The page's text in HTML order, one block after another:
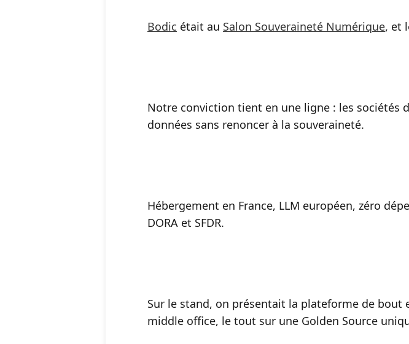
Bodic était au Salon Souveraineté Numérique, et
Notre conviction tient en une ligne : les sociétés
données sans renoncer à la souveraineté.
Hébergement en France, LLM européen, zéro
DORA et SFDR.
Sur le stand, on présentait la plateforme de bout
middle office, le tout sur une Golden Source